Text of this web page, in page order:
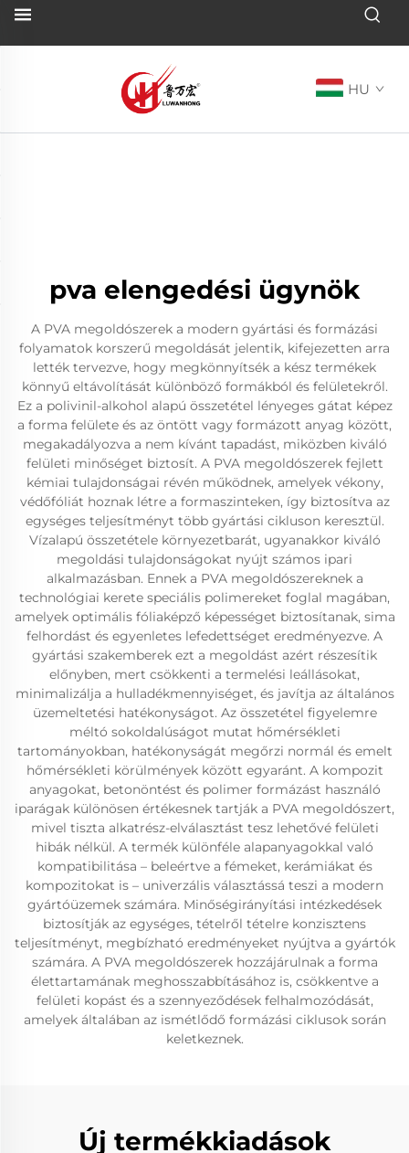
HU
pva elengedési ügynök
A PVA megoldószerek a modern gyártási és formázási
folyamatok korszerű megoldását jelentik, kifejezetten arra
lették tervezve, hogy megkönnyítsék a kész termékek
könnyű eltávolítását különböző formákból és felületekről.
Ez a polivinil-alkohol alapú összetétel lényeges gátat képez
a forma felülete és az öntött vagy formázott anyag között,
megakadályozva a nem kívánt tapadást, miközben kiváló
felületi minőséget biztosít. A PVA megoldószerek fejlett
kémiai tulajdonságai révén működnek, amelyek vékony,
védőfóliát hoznak létre a formaszinteken, így biztosítva az
egységes teljesítményt több gyártási cikluson keresztül.
Vízalapú összetétele környezetbarát, ugyanakkor kiváló
megoldási tulajdonságokat nyújt számos ipari
alkalmazásban. Ennek a PVA megoldószereknek a
technológiai kerete speciális polimereket foglal magában,
amelyek optimális fóliaképző képességet biztosítanak, sima
felhordást és egyenletes lefedettséget eredményezve. A
gyártási szakemberek ezt a megoldást azért részesítik
előnyben, mert csökkenti a termelési leállásokat,
minimalizálja a hulladékmennyiséget, és javítja az általános
üzemeltetési hatékonyságot. Az összetétel figyelemre
méltó sokoldalúságot mutat hőmérsékleti
tartományokban, hatékonyságát megőrzi normál és emelt
hőmérsékleti körülmények között egyaránt. A kompozit
anyagokat, betonöntést és polimer formázást használó
iparágak különösen értékesnek tartják a PVA megoldószert,
mivel tiszta alkatrész-elválasztást tesz lehetővé felületi
hibák nélkül. A termék különféle alapanyagokkal való
kompatibilitása – beleértve a fémeket, kerámiákat és
kompozitokat is – univerzális választássá teszi a modern
gyártóüzemek számára. Minőségirányítási intézkedések
biztosítják az egységes, tételről tételre konzisztens
teljesítményt, megbízható eredményeket nyújtva a gyártók
számára. A PVA megoldószerek hozzájárulnak a forma
élettartamának meghosszabbításához is, csökkentve a
felületi kopást és a szennyeződések felhalmozódását,
amelyek általában az ismétlődő formázási ciklusok során
keletkeznek.
Új termékkiadások